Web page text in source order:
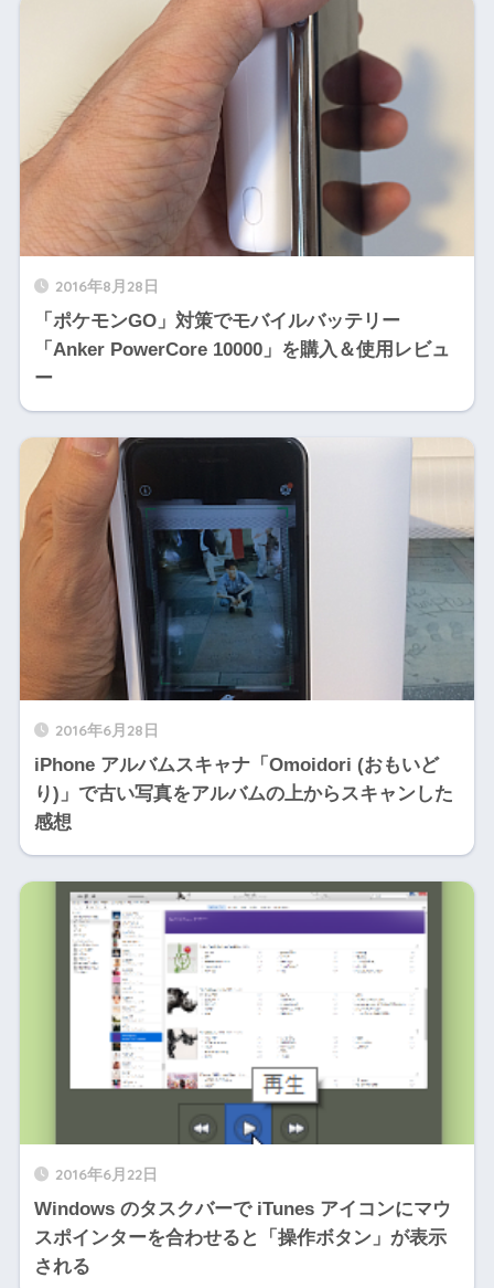
2016年8月28日
「ポケモンGO」対策でモバイルバッテリー
「Anker PowerCore 10000」を購入＆使用レビュ
ー
2016年6月28日
iPhone アルバムスキャナ「Omoidori (おもいど
り)」で古い写真をアルバムの上からスキャンした
感想
2016年6月22日
Windows のタスクバーで iTunes アイコンにマウ
スポインターを合わせると「操作ボタン」が表示
される